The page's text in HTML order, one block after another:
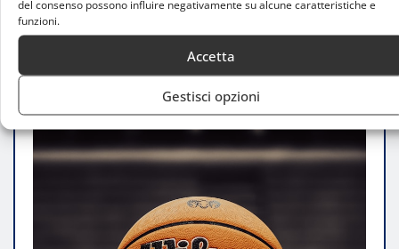
del consenso possono influire negativamente su alcune caratteristiche e
funzioni.
Accetta
Gestisci opzioni